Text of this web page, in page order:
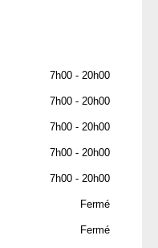
7h00 - 20h00
7h00 - 20h00
7h00 - 20h00
7h00 - 20h00
7h00 - 20h00
Fermé
Fermé